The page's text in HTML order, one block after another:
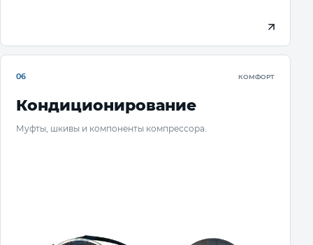
06 КОМФОРТ
Кондиционирование
Муфты, шкивы и компоненты компрессора.